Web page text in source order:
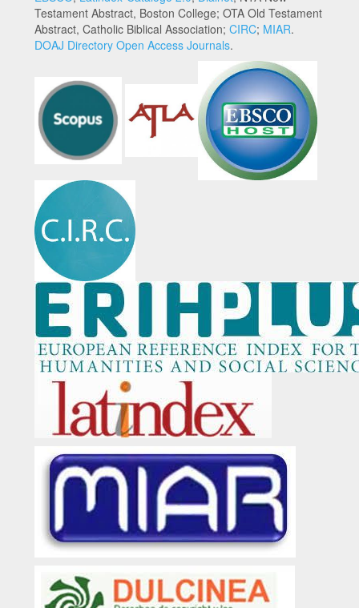
Testament Abstract, Boston College; OTA Old Testament
Abstract, Catholic Biblical Association; CIRC; MIAR.
DOAJ Directory Open Access Journals.